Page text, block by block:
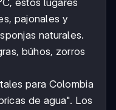
estos lugares
pajonales y
naturales.
búhos, zorros
para Colombia
de agua". Los